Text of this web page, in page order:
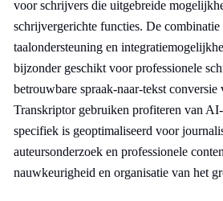
voor schrijvers die uitgebreide
schrijvergerichte functies. De
taalondersteuning en
bijzonder geschikt voor professionele
betrouwbare spraak-naar-tekst
Transkriptor gebruiken profiteren van
specifiek is geoptimaliseerd voor
auteursonderzoek en professionele
nauwkeurigheid en organisatie van het